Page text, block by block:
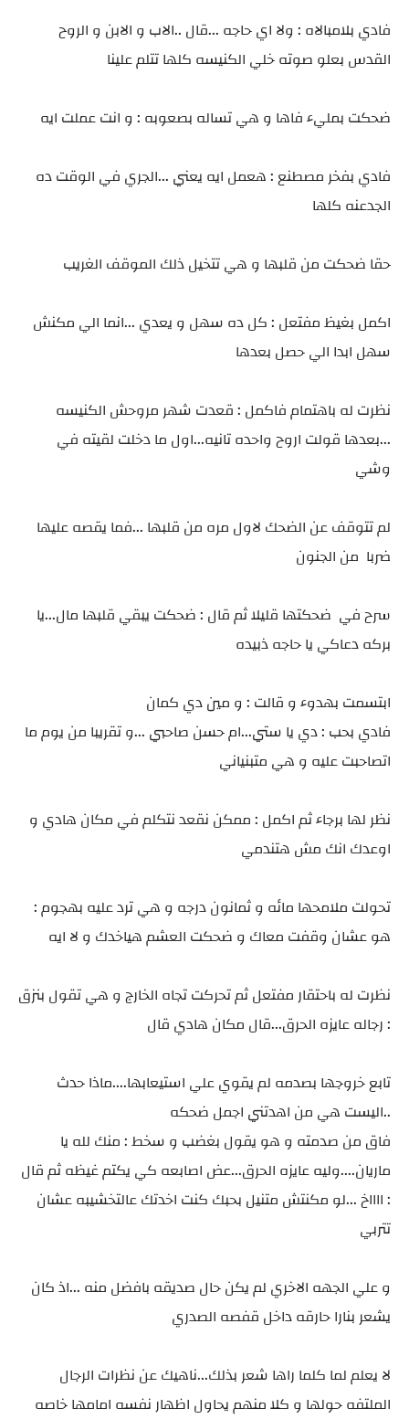
فادي بلامبالاه : ولا اي حاجه ...قال ..الاب و الابن و الروح
القدس بعلو صوته خلي الكنيسه كلها تتلم علينا
ضحكت بمليء فاها و هي تساله بصعوبه : و انت عملت ايه
فادي بفخر مصطنع : هعمل ايه يعني ...الجري في الوقت ده
الجدعنه كلها
حقا ضحكت من قلبها و هي تتخيل ذلك الموقف الغريب
اكمل بغيظ مفتعل : كل ده سهل و يعدي ...انما الي مكنش
سهل ابدا الي حصل بعدها
نظرت له باهتمام فاكمل : قعدت شهر مروحش الكنيسه
...بعدها قولت اروح واحده تانيه...اول ما دخلت لقيته في
وشي
لم تتوقف عن الضحك لاول مره من قلبها ...فما يقصه عليها
ضربا من الجنون
سرح في ضحكتها قليلا ثم قال : ضحكت يبقي قلبها مال...يا
بركه دعاكي يا حاجه ذبيده
ابتسمت بهدوء و قالت : و مين دي كمان
فادي بحب : دي يا ستي...ام حسن صاحبي ...و تقريبا من يوم ما
اتصاحبت عليه و هي متبنياني
نظر لها برجاء ثم اكمل : ممكن نقعد نتكلم في مكان هادي و
اوعدك انك مش هتندمي
تحولت ملامحها مائه و ثمانون درجه و هي ترد عليه بهجوم :
هو عشان وقفت معاك و ضحكت العشم هياخدك و لا ايه
نظرت له باحتقار مفتعل ثم تحركت تجاه الخارج و هي تقول بنزق
: رجاله عايزه الحرق...قال مكان هادي قال
تابع خروجها بصدمه لم يقوي علي استيعابها....ماذا حدث
..اليست هي من اهدتني اجمل ضحكه
فاق من صدمته و هو يقول بغضب و سخط : منك لله يا
ماريان....وليه عايزه الحرق...عض اصابعه كي يكتم غيظه ثم قال
: ااااخ ...لو مكنتش متنيل بحبك كنت اخدتك عالتخشيبه عشان
تتربي
و علي الجهه الاخري لم يكن حال صديقه بافضل منه ...اذ كان
يشعر بنارا حارقه داخل قفصه الصدري
لا يعلم لما كلما راها شعر بذلك...ناهيك عن نظرات الرجال
الملتفه حولها و كلا منهم يحاول اظهار نفسه امامها خاصه